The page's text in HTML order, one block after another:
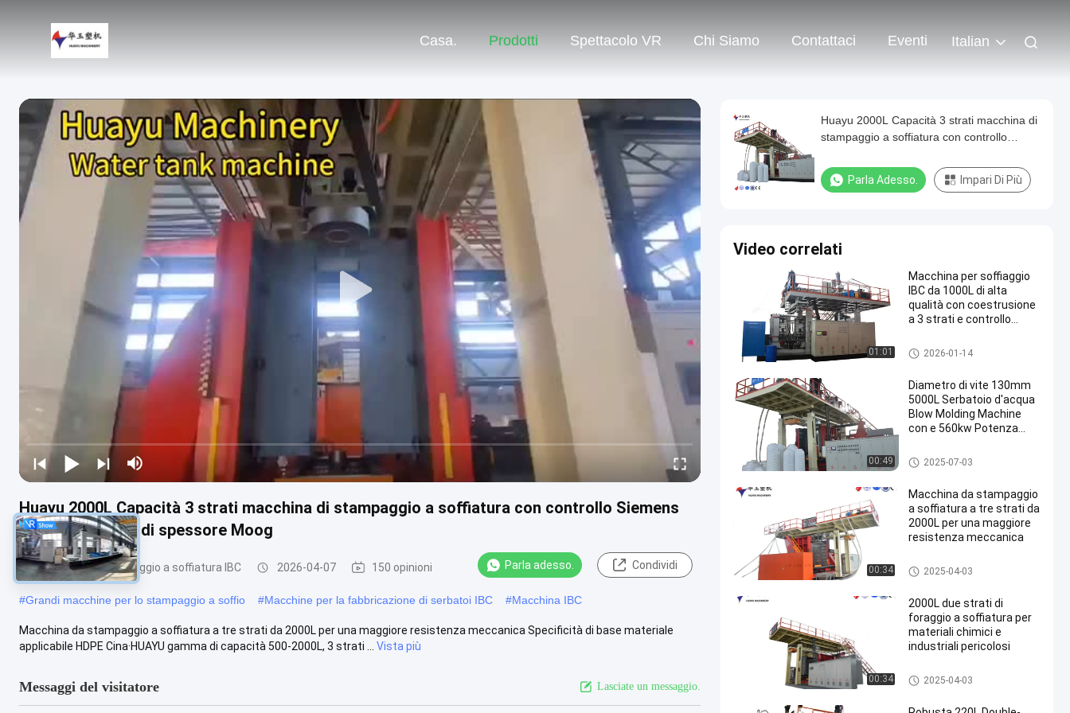
Casa. Prodotti Spettacolo VR Chi Siamo Contattaci Eventi Italian
Huayu 2000L Capacità 3 strati macchina di stampaggio a soffiatura con controllo Siemens
PLC e controller di spessore Moog
Macchina di stampaggio a soffiatura IBC 2026-04-07 150 opinioni Parla adesso. Condividi
#Grandi macchine per lo stampaggio a soffio #Macchine per la fabbricazione di serbatoi IBC #Macchina IBC
Macchina da stampaggio a soffiatura a tre strati da 2000L per una maggiore resistenza meccanica Specificità di base materiale
applicabile HDPE Cina·HUAYU gamma di capacità 500-2000L, 3 strati ...
Vista più
Messaggi del visitatore Lasciate un messaggio.
Huayu 2000L Capacità 3 strati macchina di
stampaggio a soffiatura con controllo
Moog
Parla Adesso. Impari Di Più
Video correlati
01:01
Macchina per soffiaggio
IBC da 1000L di alta
qualità con coestrusione
a 3 strati e controllo
Macchina di stampaggio a so
ffiatura IBC
2026-01-14
00:49
Diametro di vite 130mm
5000L Serbatoio d'acqua
Blow Molding Machine
con e 560kw Potenza
Macchina per lo stampaggio a
soffio con serbatoio d'acqua d
2025-07-03
00:34
Macchina da stampaggio
a soffiatura a tre strati da
2000L per una maggiore
resistenza meccanica
500-2000L serbatoio d'acqua
macchina di stampaggio a so
2025-04-03
00:34
2000L due strati di
foraggio a soffiatura per
materiali chimici e
industriali pericolosi
500-2000L serbatoio d'acqua
macchina di stampaggio a so
2025-04-03